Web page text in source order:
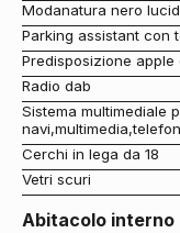
Modanatura nero
Parking assistant con
Predisposizione apple
Radio dab
Sistema multimediale
Cerchi in lega da 18
Vetri scuri
Abitacolo interno